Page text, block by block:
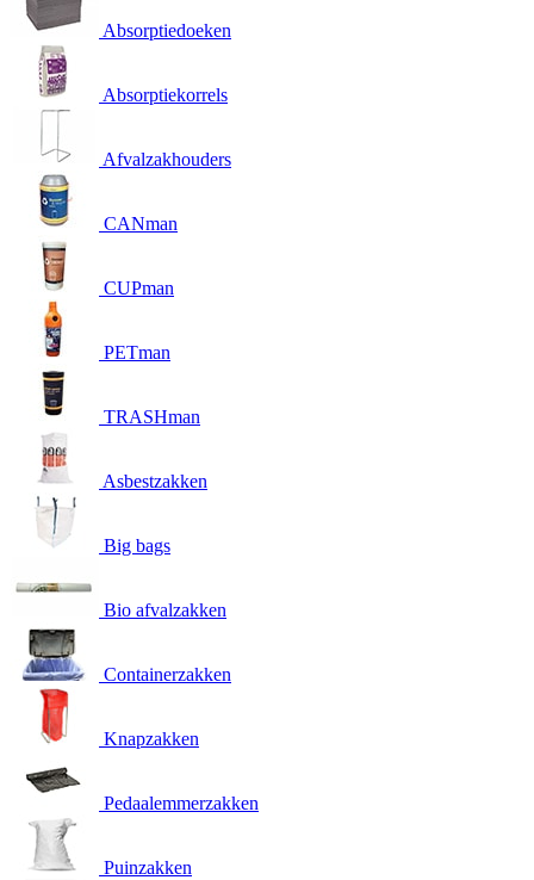
Absorptiedoeken
Absorptiekorrels
Afvalzakhouders
CANman
CUPman
PETman
TRASHman
Asbestzakken
Big bags
Bio afvalzakken
Containerzakken
Knapzakken
Pedaalemmerzakken
Puinzakken